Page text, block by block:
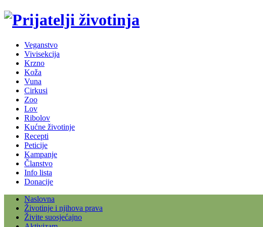
Veganstvo
Vivisekcija
Krzno
Koža
Vuna
Cirkusi
Zoo
Lov
Ribolov
Kućne životinje
Recepti
Peticije
Kampanje
Članstvo
Info lista
Donacije
Naslovna
Životinje i njihova prava
Živite suosjećajno